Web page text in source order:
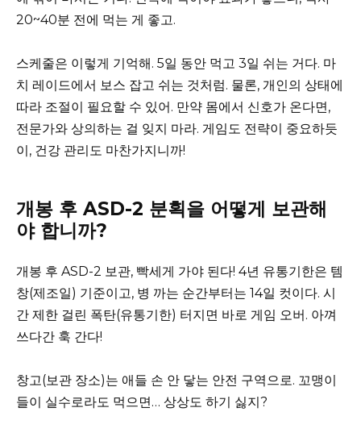
20~40분 전에 먹는 게 좋고.
스케줄은 이렇게 기억해. 5일 동안 먹고 3일 쉬는 거다. 마
치 레이드에서 보스 잡고 쉬는 것처럼. 물론, 개인의 상태에
따라 조절이 필요할 수 있어. 만약 몸에서 신호가 온다면,
전문가와 상의하는 걸 잊지 마라. 게임도 전략이 중요하듯
이, 건강 관리도 마찬가지니까!
개봉 후 ASD-2 분획을 어떻게 보관해
야 합니까?
개봉 후 ASD-2 보관, 빡세게 가야 된다! 4년 유통기한은 템
창(제조일) 기준이고, 병 까는 순간부터는 14일 컷이다. 시
간 제한 걸린 폭탄(유통기한) 터지면 바로 게임 오버. 아껴
쓰다간 훅 간다!
창고(보관 장소)는 애들 손 안 닿는 안전 구역으로. 꼬맹이
들이 실수로라도 먹으면… 상상도 하기 싫지?